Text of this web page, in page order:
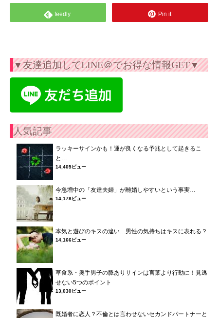
feedly Pin it
▼友達追加してLINE＠でお得な情報GET▼
人気記事
ラッキーサインかも！運が良くなる予兆として起きるこ
と…
14,405ビュー
今急増中の「友達夫婦」が離婚しやすいという事実…
14,178ビュー
本気と遊びのキスの違い…男性の気持ちはキスに表れる？
14,166ビュー
草食系・奥手男子の脈ありサインは言葉より行動に！見逃
せない5つのポイント
13,030ビュー
既婚者に恋人？不倫とは言わせないセカンドパートナーと